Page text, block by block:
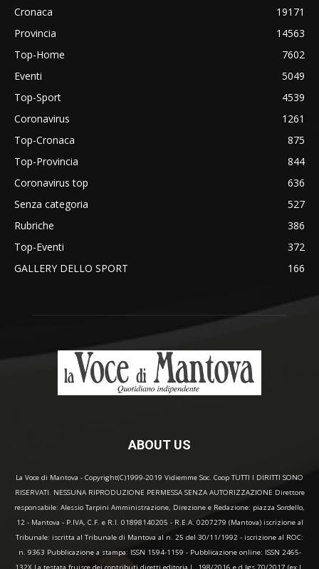
Cronaca
19171
Provincia
14563
Top-Home
7602
Eventi
5049
Top-Sport
4539
Coronavirus
1261
Top-Cronaca
875
Top-Provincia
844
Coronavirus top
636
Senza categoria
527
Rubriche
386
Top-Eventi
372
GALLERY DELLO SPORT
166
ABOUT US
La Voce di Mantova - Copyright(C)1999-2019 Vidiemme Soc. Coop TUTTI I DIRITTI SONO
RISERVATI. NESSUNA RIPRODUZIONE PERMESSA SENZA AUTORIZZAZIONE Direttore
responsabile: Alessio Tarpini Amministrazione, Direzione e Redazione: piazza Sordello,
12 - Mantova - P.IVA, C.F. e R.I. 01898140205 - R.E.A. 0207279 (Mantova) iscrizione al
Tribunale: iscritta al Tribunale di Mantova al n. 25 del 30/11/1992 - iscrizione al ROC:
n. 9363 Pubblicazione a stampa: ISSN 1594-1159 - Pubblicazione online: ISSN 2465-